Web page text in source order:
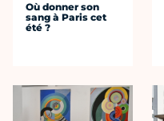
Où donner son
sang à Paris cet
été ?